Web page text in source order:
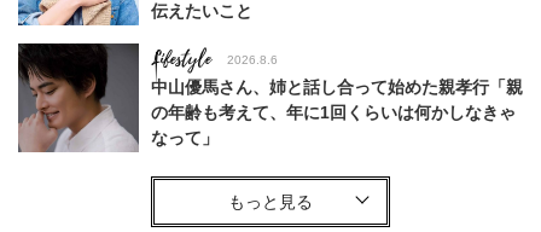
伝えたいこと
Lifestyle 2026.8.6
中山優馬さん、姉と話し合って始めた親孝行「親
の年齢も考えて、年に1回くらいは何かしなきゃ
なって」
Lifestyle
「お若いですね」は褒め言葉？“若い＝美しい”と